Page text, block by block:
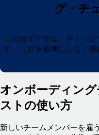
グ・チ
このガイドでは、チェッ
す。これを基準にして、
オンボーディング
ストの使い方
新しいチームメンバーを雇